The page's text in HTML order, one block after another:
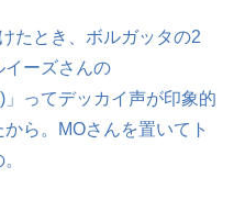
たとき、ボルガッタの2
イーズさんの
」ってデッカイ声が印象的
ら。MOさんを置いてト